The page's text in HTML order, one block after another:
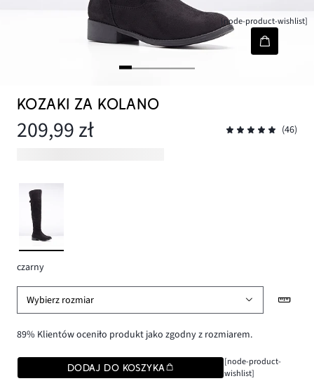
[node-product-wishlist]
KOZAKI ZA KOLANO
209,99 zł (46)
czarny
Wybierz rozmiar
89% Klientów oceniło produkt jako zgodny z rozmiarem.
DODAJ DO KOSZYKA
[node-product-
wishlist]